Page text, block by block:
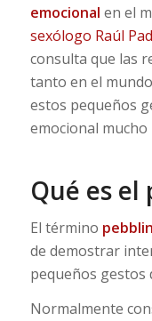
emocional en el
sexólogo Raúl
consulta que las
tanto en el
estos pequeños
emocional mucho
Qué es
El término
de demostrar
pequeños gestos
Normalmente